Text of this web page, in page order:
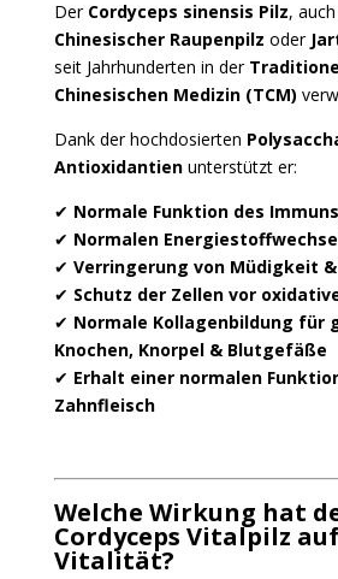
Der Cordyceps sinensis Pilz,
Chinesischer Raupenpilz oder
seit Jahrhunderten in der
Chinesischen Medizin (TCM)
Dank der hochdosierten
Antioxidantienunterstützt er:
✔ Normale Funktion des
✔ Normalen
✔ Verringerung von Müdigkeit
✔ Schutz der Zellen vor
✔ Normale Kollagenbildung für
Knochen, Knorpel & Blutgefäße
✔ Erhalt einer normalen
Zahnfleisch
Welche Wirkung hat
Cordyceps Vitalpilz
Vitalität?